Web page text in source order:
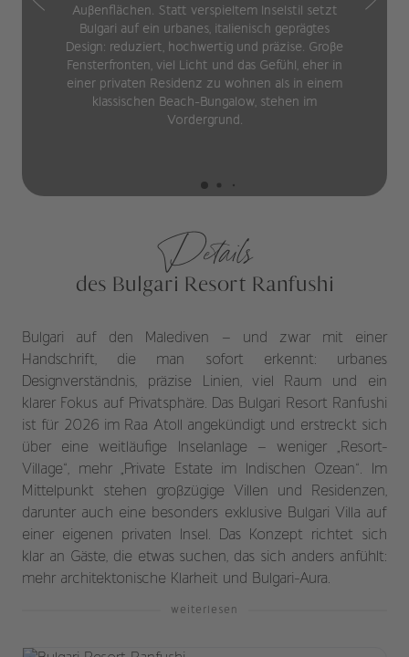
Außenflächen. Statt verspieltem Inselstil setzt
Bulgari auf ein urbanes, italienisch geprägtes
Design: reduziert, hochwertig und präzise. Große
Fensterfronten, viel Licht und das Gefühl, eher in
einer privaten Residenz zu wohnen als in einem
klassischen Beach-Bungalow, stehen im
Vordergrund.
Details
des Bulgari Resort Ranfushi
Bulgari auf den Malediven – und zwar mit einer
Handschrift, die man sofort erkennt: urbanes
Designverständnis, präzise Linien, viel Raum und ein
klarer Fokus auf Privatsphäre. Das Bulgari Resort Ranfushi
ist für 2026 im Raa Atoll angekündigt und erstreckt sich
über eine weitläufige Inselanlage – weniger „Resort-
Village“, mehr „Private Estate im Indischen Ozean“. Im
Mittelpunkt stehen großzügige Villen und Residenzen,
darunter auch eine besonders exklusive Bulgari Villa auf
einer eigenen privaten Insel. Das Konzept richtet sich
klar an Gäste, die etwas suchen, das sich anders anfühlt:
mehr architektonische Klarheit und Bulgari-Aura.
weiterlesen